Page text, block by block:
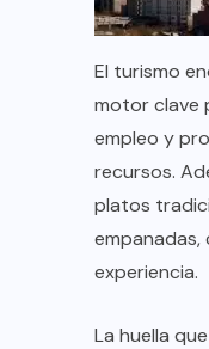
El turismo
motor clave
empleo y
recursos.
platos
experiencia.
La huella